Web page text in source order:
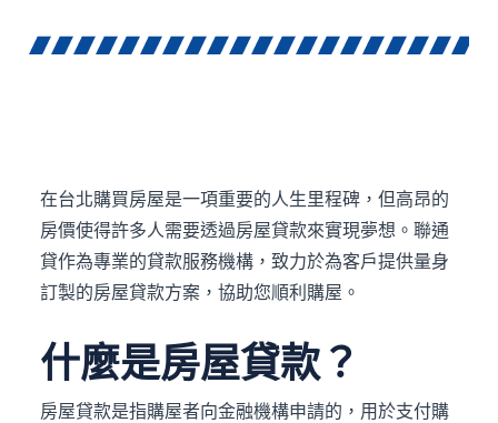
在台北購買房屋是一項重要的人生里程碑，但高昂的
房價使得許多人需要透過房屋貸款來實現夢想。聯通
貸作為專業的貸款服務機構，致力於為客戶提供量身
訂製的房屋貸款方案，協助您順利購屋。
什麼是房屋貸款？
房屋貸款是指購屋者向金融機構申請的，用於支付購